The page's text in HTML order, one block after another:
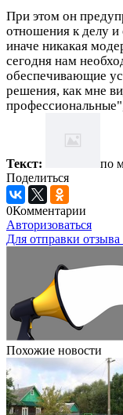
При этом он
отношения к делу
иначе никакая
сегодня нам
обеспечивающие
решения, как мне
Текст:
по
Поделиться
0Комментарии
Авторизоваться
Для отправки
Похожие новости